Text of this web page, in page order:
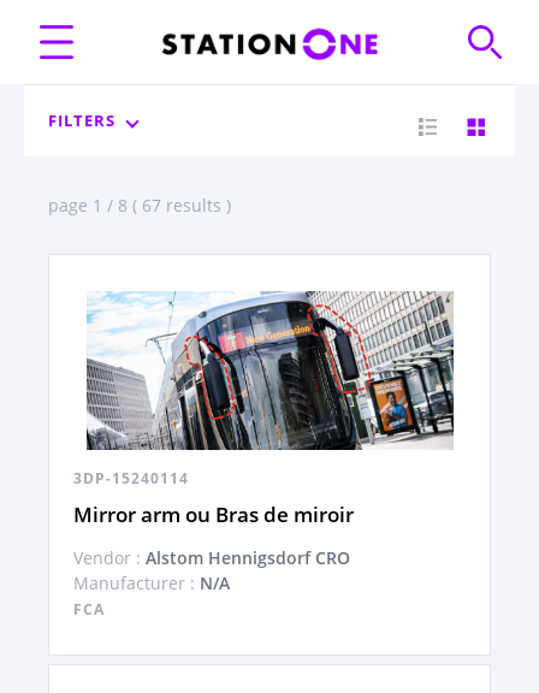
FILTERS
page 1 / 8 ( 67 results )
3DP-15240114
Mirror arm ou Bras de miroir
Vendor : Alstom Hennigsdorf CRO
Manufacturer : N/A
FCA